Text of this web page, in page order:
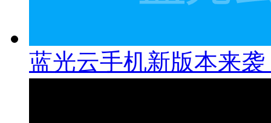
蓝光云手机新版本来